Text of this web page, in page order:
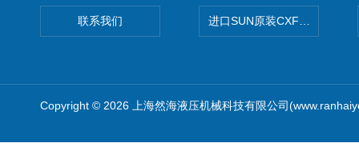
联系我们 进口SUN原装CXFAXCN导压
Copyright © 2026 上海然海液压机械科技有限公司